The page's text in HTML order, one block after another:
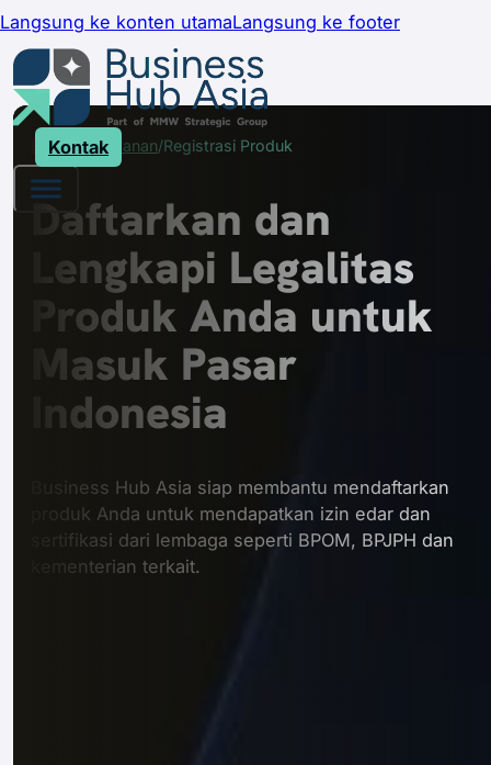
Langsung ke konten utamaLangsung ke footer
Kontak
Beranda Layanan Registrasi Produk
Daftarkan dan
Lengkapi Legalitas
Produk Anda untuk
Masuk Pasar
Indonesia
Business Hub Asia siap membantu mendaftarkan
produk Anda untuk mendapatkan izin edar dan
sertifikasi dari lembaga seperti BPOM, BPJPH dan
kementerian terkait.